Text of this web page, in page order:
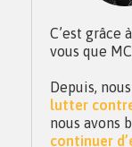
C’est grâce
vous que
Depuis,
lutter
nous avons
continuer